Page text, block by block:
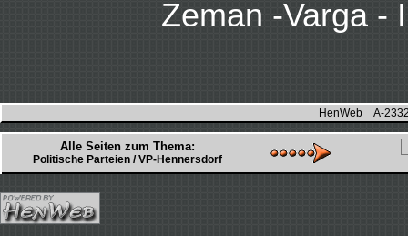
Zeman -Varga -
HenWeb A-
Alle Seiten zum Thema:
Politische Parteien / VP-Hennersdorf